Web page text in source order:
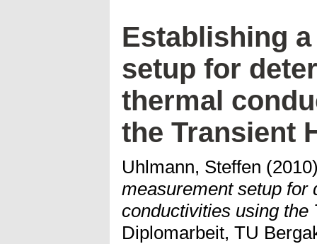
Establishing
setup for
thermal
the Transient
Uhlmann, Steffen
measurement setup for
conductivities using the
Diplomarbeit, TU